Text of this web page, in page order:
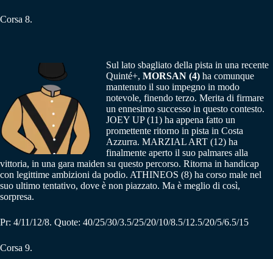
Corsa 8.
Sul lato sbagliato della pista in una recente
Quinté+, MORSAN (4) ha comunque
mantenuto il suo impegno in modo
notevole, finendo terzo. Merita di firmare
un ennesimo successo in questo contesto.
JOEY UP (11) ha appena fatto un
promettente ritorno in pista in Costa
Azzurra. MARZIAL ART (12) ha
finalmente aperto il suo palmares alla
vittoria, in una gara maiden su questo percorso. Ritorna in handicap
con legittime ambizioni da podio. ATHINEOS (8) ha corso male nel
suo ultimo tentativo, dove è non piazzato. Ma è meglio di così,
sorpresa.
Pr: 4/11/12/8. Quote: 40/25/30/3.5/25/20/10/8.5/12.5/20/5/6.5/15
Corsa 9.